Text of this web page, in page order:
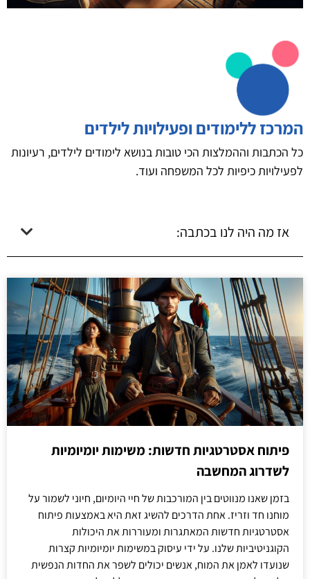
המרכז ללימודים ופעילויות לילדים
כל הכתבות וההמלצות הכי טובות בנושא לימודים לילדים, רעיונות
לפעילויות כיפיות לכל המשפחה ועוד.
אז מה היה לנו בכתבה:
פיתוח אסטרטגיות חדשות: משימות יומיומיות
לשדרוג המחשבה
בזמן שאנו מנווטים בין המורכבות של חיי היומיום, חיוני לשמור על
מוחנו חד וזריז. אחת הדרכים להשיג זאת היא באמצעות פיתוח
אסטרטגיות חדשות המאתגרות ומעוררות את היכולות
הקוגניטיביות שלנו. על ידי עיסוק במשימות יומיומיות קצרות
שנועדו לאמן את המוח, אנשים יכולים לשפר את החדות הנפשית